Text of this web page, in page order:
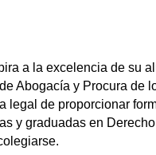
a la excelencia de su
Abogacía y Procura de
legal de proporcionar
y graduadas en